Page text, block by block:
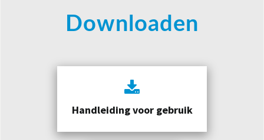
Downloaden
Handleiding voor gebruik